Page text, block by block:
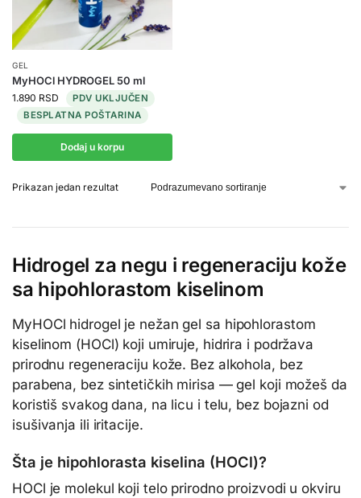
GEL
MyHOCl HYDROGEL 50 ml
1.890 RSD
PDV UKLJUČEN
BESPLATNA POŠTARINA
Dodaj u korpu
Prikazan jedan rezultat
Hidrogel za negu i regeneraciju kože
sa hipohlorastom kiselinom
MyHOCl hidrogel je nežan gel sa hipohlorastom
kiselinom (HOCl) koji umiruje, hidrira i podržava
prirodnu regeneraciju kože. Bez alkohola, bez
parabena, bez sintetičkih mirisa — gel koji možeš da
koristiš svakog dana, na licu i telu, bez bojazni od
isušivanja ili iritacije.
Šta je hipohlorasta kiselina (HOCl)?
HOCl je molekul koji telo prirodno proizvodi u okviru